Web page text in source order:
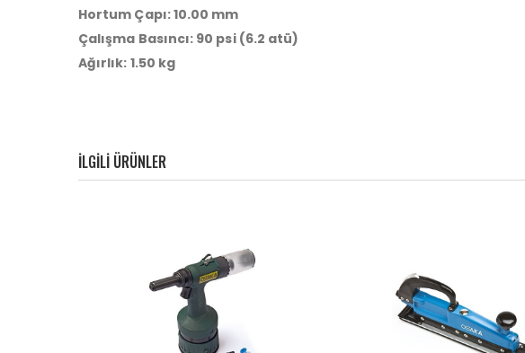
Hortum Çapı: 10.00 mm
Çalışma Basıncı: 90 psi (6.2 atü)
Ağırlık: 1.50 kg
ILGILI ÜRÜNLER